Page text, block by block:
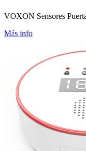
VOXON Sensores
Más info